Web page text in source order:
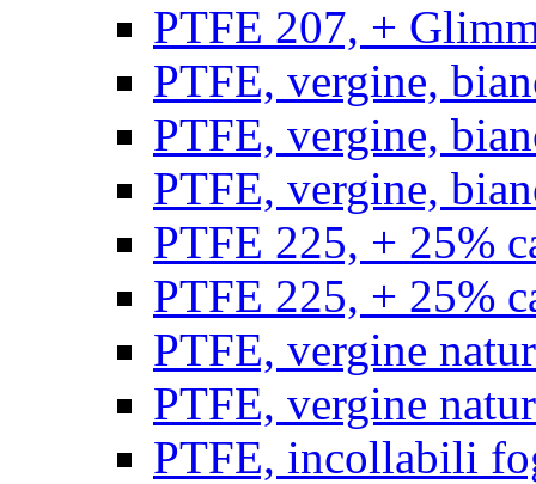
PTFE 207, +
PTFE, vergine,
PTFE, vergine,
PTFE, vergine,
PTFE 225, + 25%
PTFE 225, + 25%
PTFE, vergine
PTFE, vergine
PTFE, incollabili